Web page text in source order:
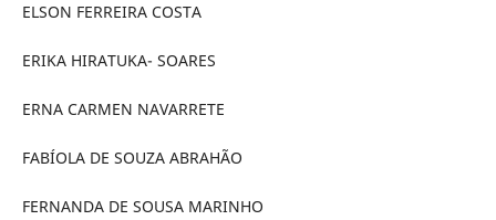
ELSON FERREIRA COSTA
ERIKA HIRATUKA- SOARES
ERNA CARMEN NAVARRETE
FABÍOLA DE SOUZA ABRAHÃO
FERNANDA DE SOUSA MARINHO